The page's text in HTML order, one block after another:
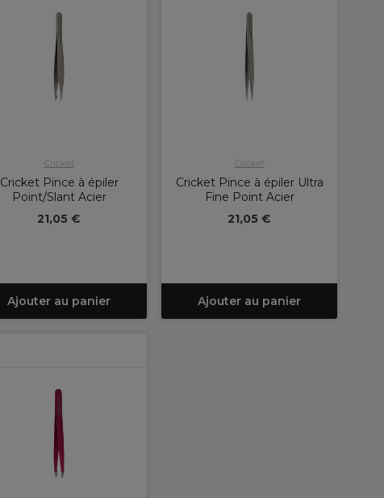
Cricket
Cricket Pince à épiler
Point/Slant Acier
21,05 €
Ajouter au panier
Cricket
Cricket Pince à épiler Ultra
Fine Point Acier
21,05 €
Ajouter au panier